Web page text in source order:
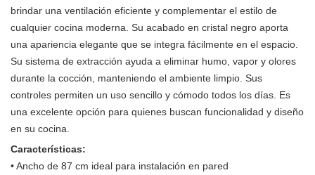
brindar una ventilación eficiente y complementar el estilo de
cualquier cocina moderna. Su acabado en cristal negro aporta
una apariencia elegante que se integra fácilmente en el espacio.
Su sistema de extracción ayuda a eliminar humo, vapor y olores
durante la cocción, manteniendo el ambiente limpio. Sus
controles permiten un uso sencillo y cómodo todos los días. Es
una excelente opción para quienes buscan funcionalidad y diseño
en su cocina.
Características:
• Ancho de 87 cm ideal para instalación en pared